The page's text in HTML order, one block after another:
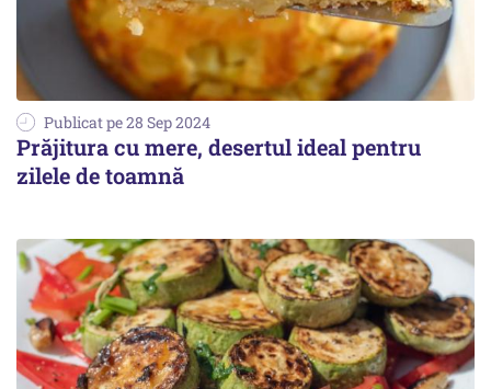
Publicat pe 28 Sep 2024
Prăjitura cu mere, desertul ideal pentru
zilele de toamnă